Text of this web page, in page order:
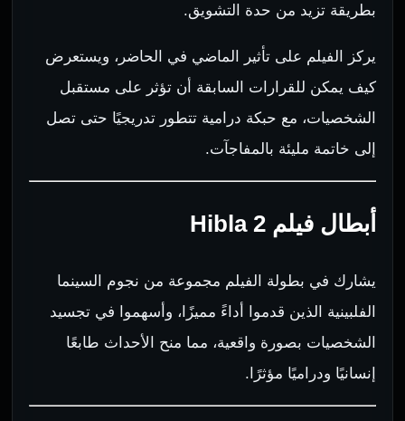
بطريقة تزيد من حدة التشويق.
يركز الفيلم على تأثير الماضي في الحاضر، ويستعرض
كيف يمكن للقرارات السابقة أن تؤثر على مستقبل
الشخصيات، مع حبكة درامية تتطور تدريجيًا حتى تصل
إلى خاتمة مليئة بالمفاجآت.
أبطال فيلم Hibla 2
يشارك في بطولة الفيلم مجموعة من نجوم السينما
الفلبينية الذين قدموا أداءً مميزًا، وأسهموا في تجسيد
الشخصيات بصورة واقعية، مما منح الأحداث طابعًا
إنسانيًا ودراميًا مؤثرًا.